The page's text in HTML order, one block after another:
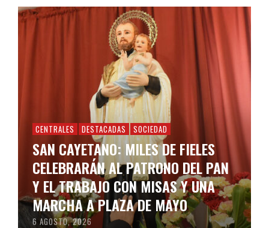
CENTRALES DESTACADAS SOCIEDAD
SAN CAYETANO: MILES DE FIELES
CELEBRARÁN AL PATRONO DEL PAN
Y EL TRABAJO CON MISAS Y UNA
MARCHA A PLAZA DE MAYO
6 AGOSTO, 2026